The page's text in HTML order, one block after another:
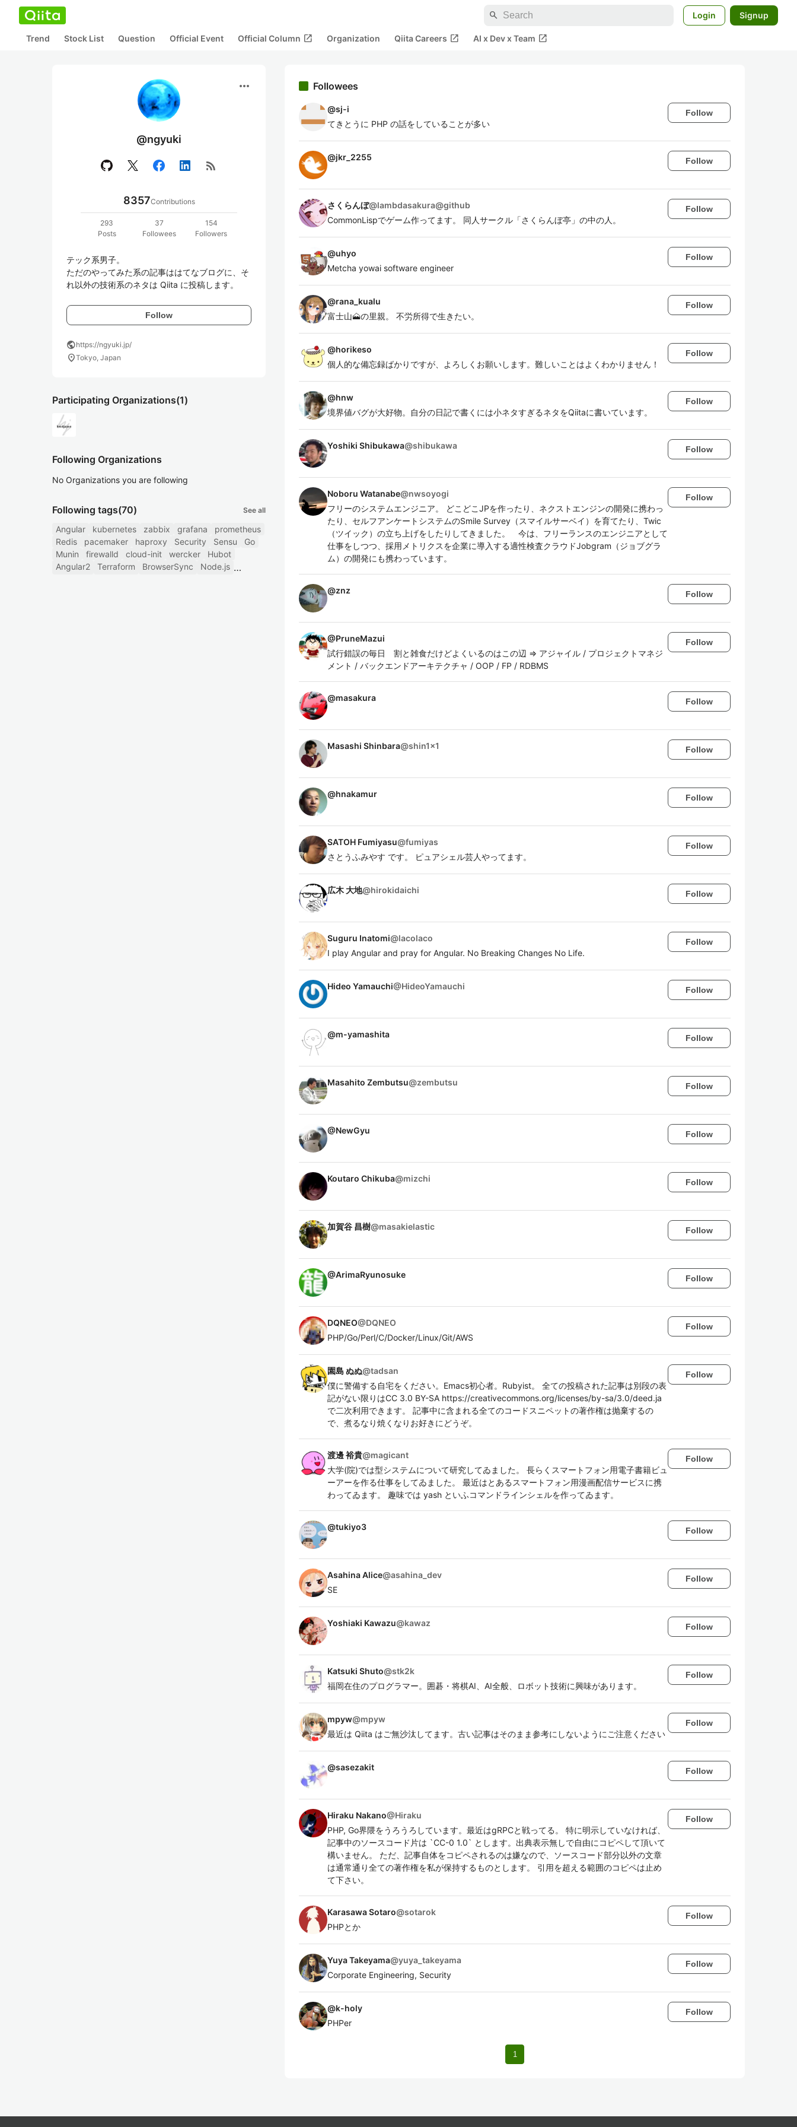
search Login Signup
Trend Stock List Question Official Event Official Column open_in_new Organization Qiita Careers open_in_new AI x Dev x Team open_in_new
more_horiz
@ngyuki
rss_feed
8357Contributions
293
Posts
37
Followees
154
Followers
テック系男子。
ただのやってみた系の記事ははてなブログに、そ
れ以外の技術系のネタは Qiita に投稿します。
Follow
publichttps://ngyuki.jp/
location_onTokyo, Japan
Participating Organizations(1)
Following Organizations
No Organizations you are following
Following tags(70) See all
Angular kubernetes zabbix grafana
prometheus
Redis
pacemaker haproxy Security Sensu
Go
Munin
firewalld cloud-init wercker
Hubot
Angular2
Terraform BrowserSync Node.js
Followees
@sj-i
てきとうに PHP の話をしていることが多い
Follow
@jkr_2255 Follow
さくらんぼ@lambdasakura@github
CommonLispでゲーム作ってます。 同人サークル「さくらんぼ亭」の中の人。
Follow
@uhyo
Metcha yowai software engineer
Follow
@rana_kualu
富士山🗻の里親。 不労所得で生きたい。
Follow
@horikeso
個人的な備忘録ばかりですが、よろしくお願いします。難しいことはよくわかりません！
Follow
@hnw
境界値バグが大好物。自分の日記で書くには小ネタすぎるネタをQiitaに書いています。
Follow
Yoshiki Shibukawa@shibukawa Follow
Noboru Watanabe@nwsoyogi
フリーのシステムエンジニア。 どこどこJPを作ったり、ネクストエンジンの開発に携わっ
たり、セルフアンケートシステムのSmile Survey（スマイルサーベイ）を育てたり、Twic
（ツイック）の立ち上げをしたりしてきました。 今は、フリーランスのエンジニアとして
仕事をしつつ、採用メトリクスを企業に導入する適性検査クラウドJobgram（ジョブグラ
ム）の開発にも携わっています。
Follow
@znz Follow
@PruneMazui
試行錯誤の毎日 割と雑食だけどよくいるのはこの辺 ⇒ アジャイル / プロジェクトマネジ
メント / バックエンドアーキテクチャ / OOP / FP / RDBMS
Follow
@masakura Follow
Masashi Shinbara@shin1x1 Follow
@hnakamur Follow
SATOH Fumiyasu@fumiyas
さとうふみやす です。 ピュアシェル芸人やってます。
Follow
広木 大地@hirokidaichi Follow
Suguru Inatomi@lacolaco
I play Angular and pray for Angular. No Breaking Changes No Life.
Follow
Hideo Yamauchi@HideoYamauchi Follow
@m-yamashita Follow
Masahito Zembutsu@zembutsu Follow
@NewGyu Follow
Koutaro Chikuba@mizchi Follow
加賀谷 昌樹@masakielastic Follow
@ArimaRyunosuke Follow
DQNEO@DQNEO
PHP/Go/Perl/C/Docker/Linux/Git/AWS
Follow
園島 ぬぬ@tadsan
僕に警備する自宅をください。Emacs初心者。Rubyist。 全ての投稿された記事は別段の表
記がない限りはCC 3.0 BY-SA https://creativecommons.org/licenses/by-sa/3.0/deed.ja
で二次利用できます。 記事中に含まれる全てのコードスニペットの著作権は抛棄するの
で、煮るなり焼くなりお好きにどうぞ。
Follow
渡邊 裕貴@magicant
大学(院)では型システムについて研究してゐました。 長らくスマートフォン用電子書籍ビュ
ーアーを作る仕事をしてゐました。 最近はとあるスマートフォン用漫画配信サービスに携
わってゐます。 趣味では yash といふコマンドラインシェルを作ってゐます。
Follow
@tukiyo3 Follow
Asahina Alice@asahina_dev
SE
Follow
Yoshiaki Kawazu@kawaz Follow
Katsuki Shuto@stk2k
福岡在住のプログラマー。囲碁・将棋AI、AI全般、ロボット技術に興味があります。
Follow
mpyw@mpyw
最近は Qiita はご無沙汰してます。古い記事はそのまま参考にしないようにご注意ください
Follow
@sasezakit Follow
Hiraku Nakano@Hiraku
PHP, Go界隈をうろうろしています。最近はgRPCと戦ってる。 特に明示していなければ、
記事中のソースコード片は `CC-0 1.0` とします。出典表示無しで自由にコピペして頂いて
構いません。 ただ、記事自体をコピペされるのは嫌なので、ソースコード部分以外の文章
は通常通り全ての著作権を私が保持するものとします。 引用を超える範囲のコピペは止め
て下さい。
Follow
Karasawa Sotaro@sotarok
PHPとか
Follow
Yuya Takeyama@yuya_takeyama
Corporate Engineering, Security
Follow
@k-holy
PHPer
Follow
1